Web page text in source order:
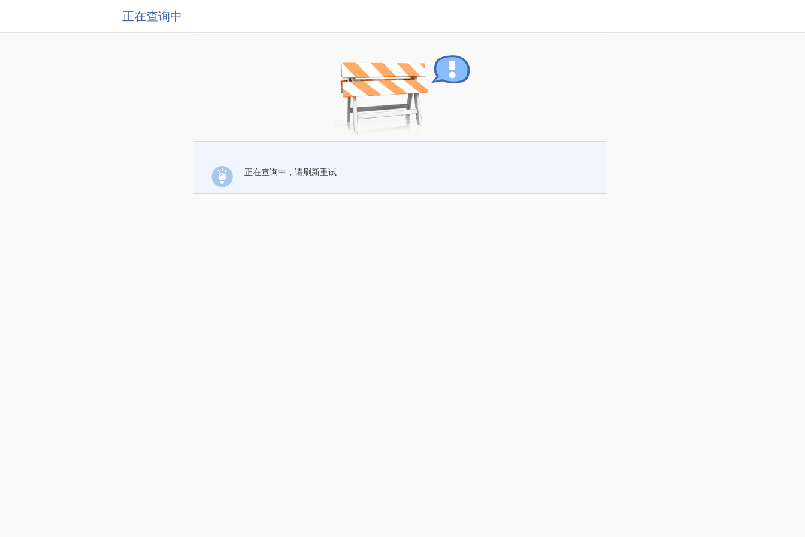
正在查询中
正在查询中，请刷新重试